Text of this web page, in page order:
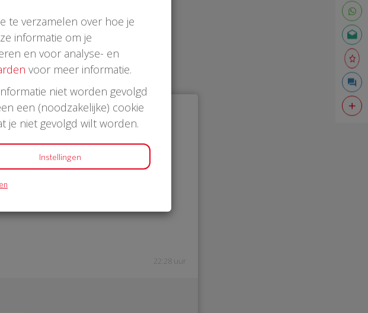
22:28 uur
te verzamelen over hoe je
informatie om je
en voor analyse- en
voor meer informatie.
niet worden gevolgd
een (noodzakelijke) cookie
je niet gevolgd wilt worden.
Instellingen